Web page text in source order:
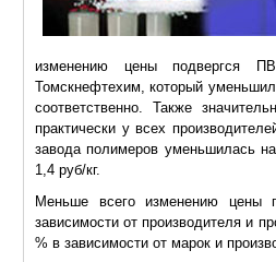
изменению цены подвергся
Томскнефтехим, который
соответственно. Также
практически у всех
завода полимеров уменьшилась
1,4 руб/кг.
Меньше всего изменению
зависимости от производителя и
% в зависимости от марок и